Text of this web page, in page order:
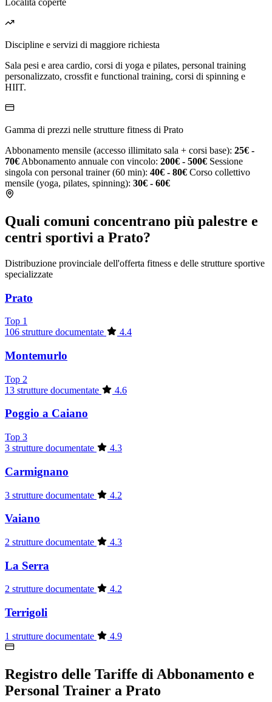
Località coperte
Discipline e servizi di maggiore richiesta
Sala pesi e area cardio, corsi di yoga e pilates, personal training
personalizzato, crossfit e functional training, corsi di spinning e
HIIT.
Gamma di prezzi nelle strutture fitness di Prato
Abbonamento mensile (accesso illimitato sala + corsi base): 25€ -
70€ Abbonamento annuale con vincolo: 200€ - 500€ Sessione
singola con personal trainer (60 min): 40€ - 80€ Corso collettivo
mensile (yoga, pilates, spinning): 30€ - 60€
Quali comuni concentrano più palestre e
centri sportivi a Prato?
Distribuzione provinciale dell'offerta fitness e delle strutture sportive
specializzate
Prato
Top 1
106 strutture documentate
4.4
Montemurlo
Top 2
13 strutture documentate
4.6
Poggio a Caiano
Top 3
3 strutture documentate
4.3
Carmignano
3 strutture documentate 4.2
Vaiano
2 strutture documentate 4.3
La Serra
2 strutture documentate 4.2
Terrigoli
1 strutture documentate 4.9
Registro delle Tariffe di Abbonamento e
Personal Trainer a Prato